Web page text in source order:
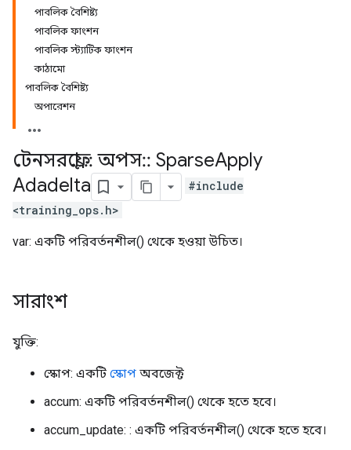
পাবলিক বৈশিষ্ট্য
পাবলিক ফাংশন
পাবলিক স্ট্যাটিক ফাংশন
কাঠামো
পাবলিক বৈশিষ্ট্য
অপারেশন
টেনসরফ্লো:: অপস:: SparseApply
Adadelta
#include
<training_ops.h>
var: একটি পরিবর্তনশীল() থেকে হওয়া উচিত।
সারাংশ
যুক্তি:
স্কোপ: একটি স্কোপ অবজেক্ট
accum: একটি পরিবর্তনশীল() থেকে হতে হবে।
accum_update: : একটি পরিবর্তনশীল() থেকে হতে হবে।